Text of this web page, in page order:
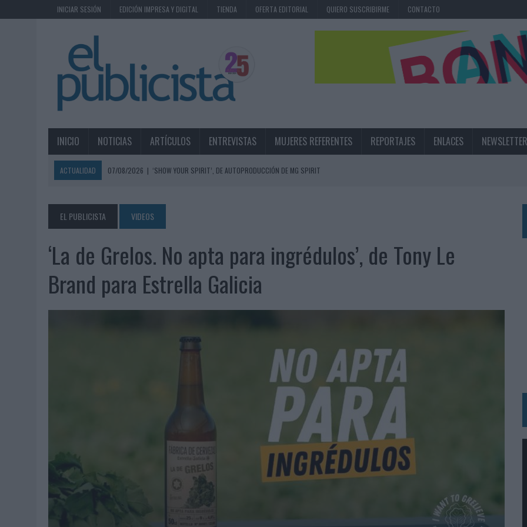
INICIAR SESIÓN EDICIÓN IMPRESA Y DIGITAL TIENDA OFERTA EDITORIAL QUIERO SUSCRIBIRME CONTACTO
INICIO NOTICIAS ARTÍCULOS ENTREVISTAS MUJERES REFERENTES REPORTAJES ENLACES NEWSLETTER
ACTUALIDAD 07/08/2026 | ‘SHOW YOUR SPIRIT’, DE AUTOPRODUCCIÓN DE MG SPIRIT
07/08/2026 | MG SPIRIT RELANZA SU MARCA CON UNA ESTRATEGIA 360º CENTRADA EN EL ORIGEN BARCELONÉS
07/08/2026
PATRÓN CONVIERTE EL NUEVO SINGLE DE ARÓN PIPER EN UNA EXPERIENCIA DE MARCA EN IBIZA
07/08/2026
EL VERANO PONE A PRUEBA LA ESTRATEGIA DIGITAL DE LAS MARCAS
07/08/2026
VUELING CONVIERTE LOS RECUERDOS EN SOUVENIRS CON IA
SIETE DE CADA DIEZ EMPRESAS ESPAÑOLAS NO INTEGRAN LA INFANCIA EN SU ESTRATEGIA
LA TELEVISIÓN SIGUE LIDERANDO EL CONSUMO DE MEDIOS EN VERANO Y SUPERA AL MÓVIL COMO DISPOSITIVO MÁS UTILIZADO
EL USO DE LA IA GENERATIVA ALCANZA YA AL 62% DE LOS ESPAÑOLES
SYSTEM1 NOMBRA A KIMBERLY BASTONI COMO NUEVA DIRECTORA COMERCIAL GLOBAL
FRIGO Y UNIQLO LANZAN UNA COLECCIÓN PERSONALIZABLE INSPIRADA EN CORNETTO, CALIPPO Y SOLERO
LA IA ESTÁ SUBIENDO EL LISTÓN DE LA CREATIVIDAD
BEON WORLDWIDE LANZA RAÍZ URBANA PARA TRANSFORMAR EL PATRIMONIO HISTÓRICO EN ACTIVOS CULTURALES Y ECONÓMICOS
05/08/2026
FABRA COMUNICACIÓN INCORPORA A CASONÁ Y ASUME LA GESTIÓN DE SUS RELACIONES CON LOS MEDIOS
LUIS ARQUILLOS (BURGO DE ARIAS): “LA CONSTRUCCIÓN DE MARCA A LARGO PLAZO Y LA MEDICIÓN SON DOS CARAS DE LA MISMA
EL PUBLICISTA VIDEOS
‘La de Grelos. No apta para ingrédulos’, de Tony Le
Brand para Estrella Galicia